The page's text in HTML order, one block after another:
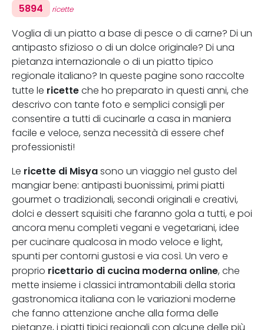
5894 ricette
Voglia di un piatto a base di pesce o di carne? Di un
antipasto sfizioso o di un dolce originale? Di una
pietanza internazionale o di un piatto tipico
regionale italiano? In queste pagine sono raccolte
tutte le ricette che ho preparato in questi anni, che
descrivo con tante foto e semplici consigli per
consentire a tutti di cucinarle a casa in maniera
facile e veloce, senza necessità di essere chef
professionisti!
Le ricette di Misya sono un viaggio nel gusto del
mangiar bene: antipasti buonissimi, primi piatti
gourmet o tradizionali, secondi originali e creativi,
dolci e dessert squisiti che faranno gola a tutti, e poi
ancora menu completi vegani e vegetariani, idee
per cucinare qualcosa in modo veloce e light,
spunti per contorni gustosi e via così. Un vero e
proprio ricettario di cucina moderna online, che
mette insieme i classici intramontabili della storia
gastronomica italiana con le variazioni moderne
che fanno attenzione anche alla forma delle
pietanze, i piatti tipici regionali con alcune delle più